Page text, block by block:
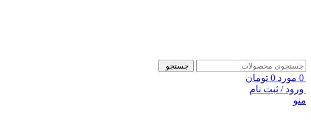
جستجو
0 مورد 0 تومان
ورود / ثبت نام
منو